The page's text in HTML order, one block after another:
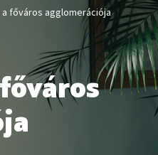
főváros agglomerációja